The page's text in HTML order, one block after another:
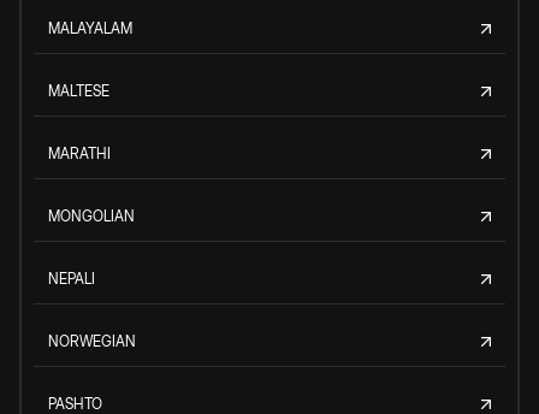
MALAYALAM
MALTESE
MARATHI
MONGOLIAN
NEPALI
NORWEGIAN
PASHTO